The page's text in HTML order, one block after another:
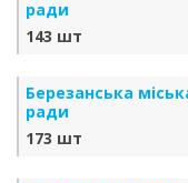
ради
143 шт
Березанська
ради
173 шт